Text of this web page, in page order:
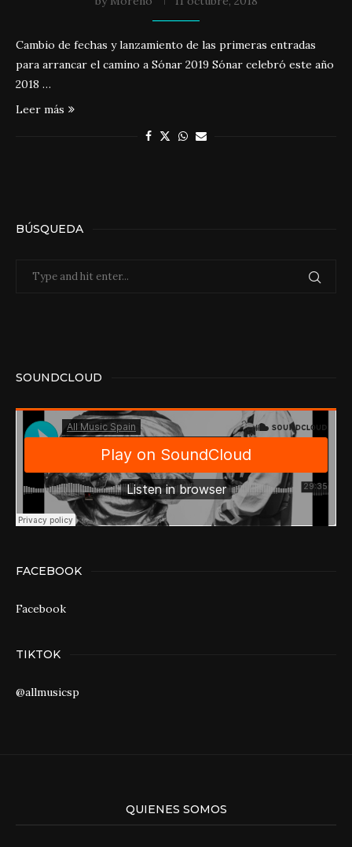
Cambio de fechas y lanzamiento de las primeras entradas
para arrancar el camino a Sónar 2019 Sónar celebró este año
2018 …
Leer más
BÚSQUEDA
SOUNDCLOUD
FACEBOOK
Facebook
TIKTOK
@allmusicsp
QUIENES SOMOS